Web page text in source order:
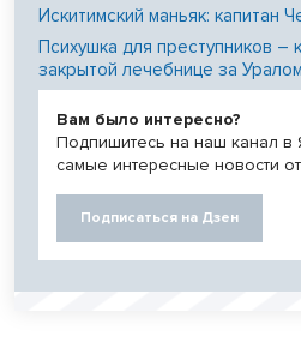
Искитимский маньяк: капитан
Психушка для преступников –
закрытой лечебнице за Уралом
Вам было интересно?
Подпишитесь на наш канал в
самые интересные новости
Подписаться на Дзен